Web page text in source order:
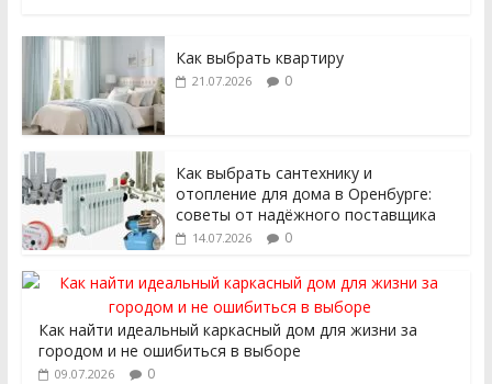
Как выбрать квартиру
21.07.2026 0
Как выбрать сантехнику и
отопление для дома в Оренбурге:
советы от надёжного поставщика
14.07.2026 0
Как найти идеальный каркасный дом для жизни за
городом и не ошибиться в выборе
09.07.2026 0